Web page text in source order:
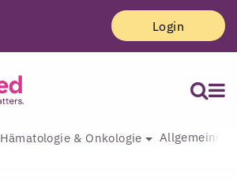
Login
Hämatologie & Onkologie Allgemeine